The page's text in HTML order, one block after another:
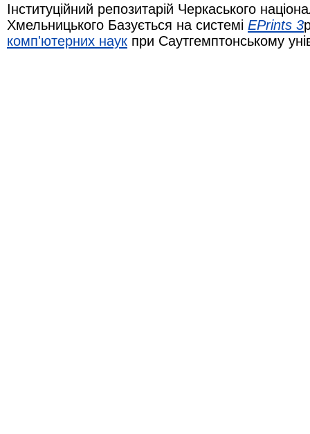
Інституційний репозитарій Черкаського
Хмельницького Базується на системі EPrints 3
комп'ютерних наук при Саутгемптонському